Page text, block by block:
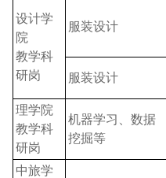
设计学
院
教学科
研岗
服装设计
服装设计
理学院
教学科
研岗
机器学习、数据
挖掘等
中旅学